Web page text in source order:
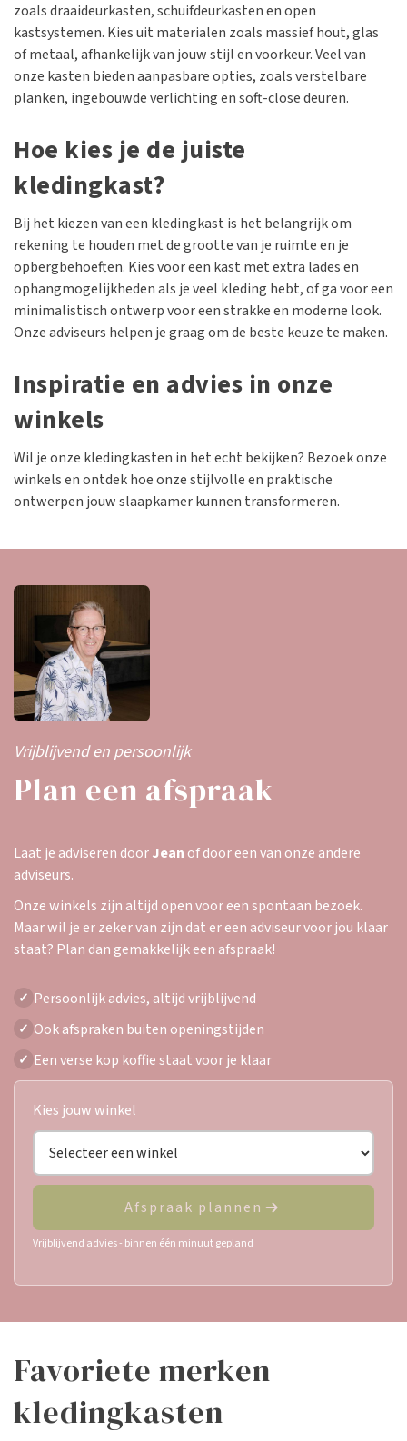
zoals draaideurkasten, schuifdeurkasten en open
kastsystemen. Kies uit materialen zoals massief hout, glas
of metaal, afhankelijk van jouw stijl en voorkeur. Veel van
onze kasten bieden aanpasbare opties, zoals verstelbare
planken, ingebouwde verlichting en soft-close deuren.
Hoe kies je de juiste
kledingkast?
Bij het kiezen van een kledingkast is het belangrijk om
rekening te houden met de grootte van je ruimte en je
opbergbehoeften. Kies voor een kast met extra lades en
ophangmogelijkheden als je veel kleding hebt, of ga voor een
minimalistisch ontwerp voor een strakke en moderne look.
Onze adviseurs helpen je graag om de beste keuze te maken.
Inspiratie en advies in onze
winkels
Wil je onze kledingkasten in het echt bekijken? Bezoek onze
winkels en ontdek hoe onze stijlvolle en praktische
ontwerpen jouw slaapkamer kunnen transformeren.
Vrijblijvend en persoonlijk
Plan een afspraak
Laat je adviseren doorJean of door een van onze andere
adviseurs.
Onze winkels zijn altijd open voor een spontaan bezoek.
Maar wil je er zeker van zijn dat er een adviseur voor jou klaar
staat? Plan dan gemakkelijk een afspraak!
Kies jouw winkel
Afspraak plannen
Vrijblijvend advies - binnen één minuut gepland
✓ Persoonlijk advies, altijd vrijblijvend
✓ Ook afspraken buiten openingstijden
✓ Een verse kop koffie staat voor je klaar
favoriete merken
kledingkasten